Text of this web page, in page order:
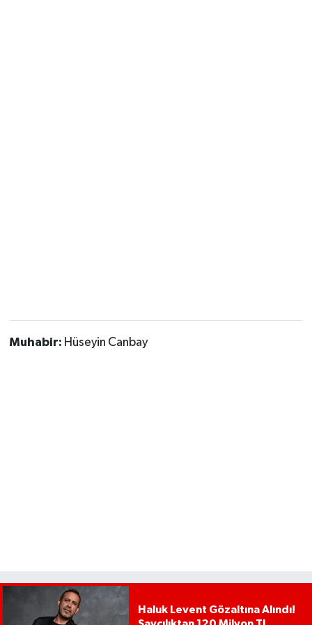
Muhabir: Hüseyin Canbay
Haluk Levent Gözaltına Alındı!